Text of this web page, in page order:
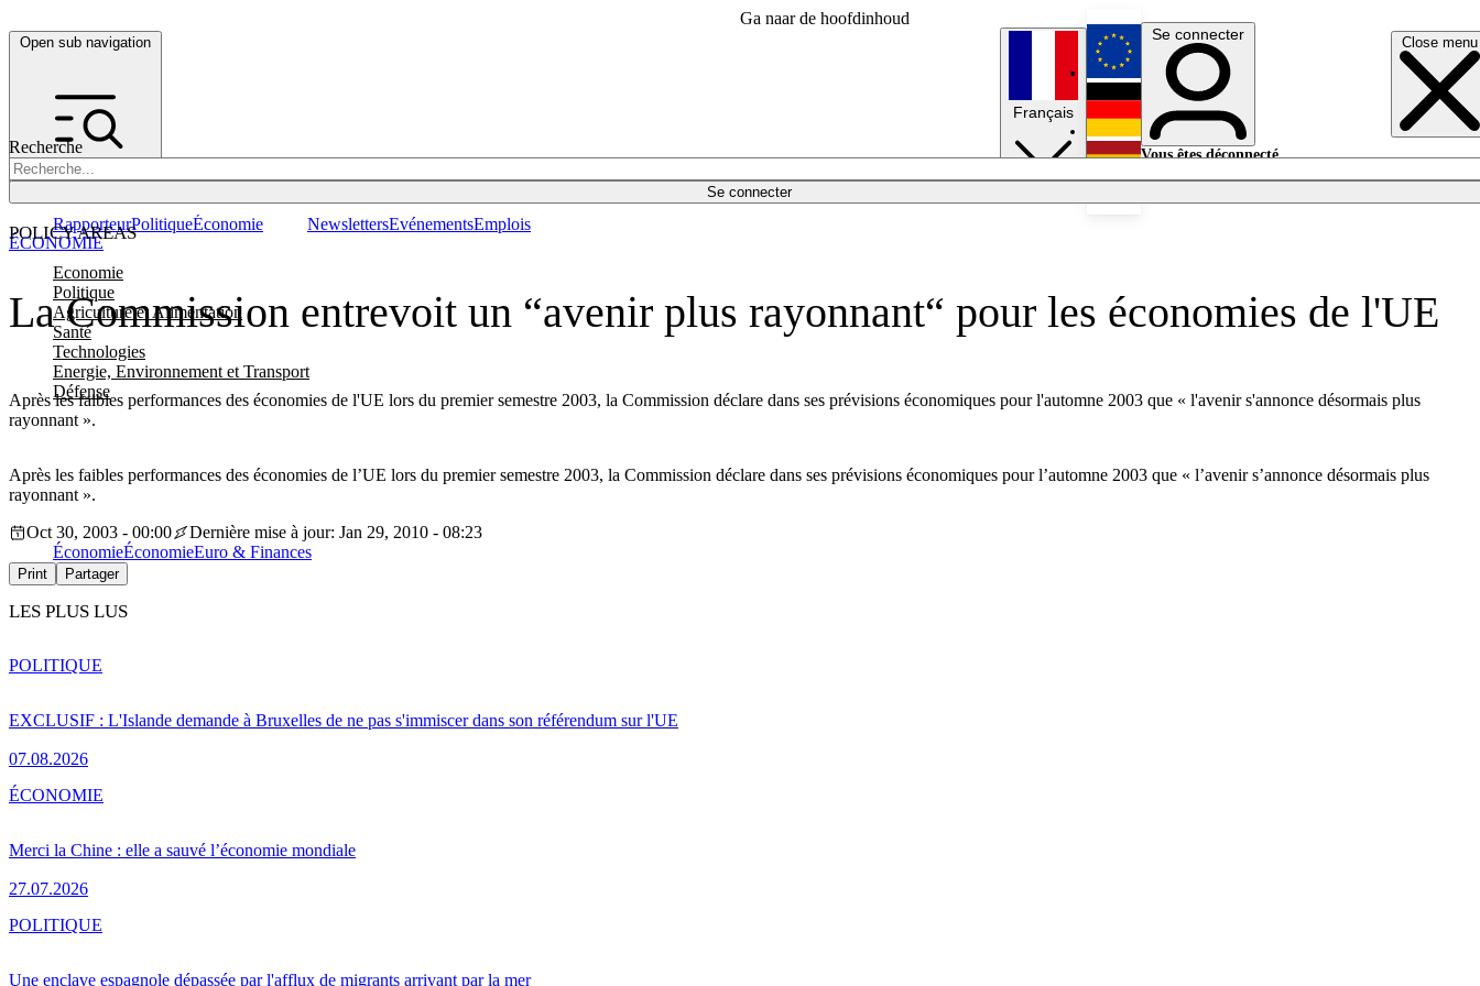
Ga naar de hoofdinhoud
Open sub navigation Close menu
Recherche
Se connecter
POLICY AREAS
Economie
Politique
Agriculture et Alimentation
Santé
Technologies
Energie, Environnement et Transport
Défense
RapporteurPolitiqueÉconomie NewslettersEvénementsEmplois
Français
English
Deutsch
Se connecter
Vous êtes déconnecté.
La Commission entrevoit un “avenir plus rayonnant“ pour les économies de l'UE
Après les faibles performances des économies de l'UE lors du premier semestre 2003, la Commission déclare dans ses prévisions économiques pour l'automne 2003 que « l'avenir s'annonce désormais plus
rayonnant ».
ÉCONOMIE
Après les faibles performances des économies de l’UE lors du premier semestre 2003, la Commission déclare dans ses prévisions économiques pour l’automne 2003 que « l’avenir s’annonce désormais plus
rayonnant ».
Oct 30, 2003 - 00:00
Dernière mise à jour: Jan 29, 2010 - 08:23
ÉconomieÉconomieEuro & Finances
Print Partager
LES PLUS LUS
EXCLUSIF : L'Islande demande à Bruxelles de ne pas s'immiscer dans son référendum sur l'UE
07.08.2026
POLITIQUE
Merci la Chine : elle a sauvé l’économie mondiale
27.07.2026
ÉCONOMIE
Une enclave espagnole dépassée par l'afflux de migrants arrivant par la mer
POLITIQUE